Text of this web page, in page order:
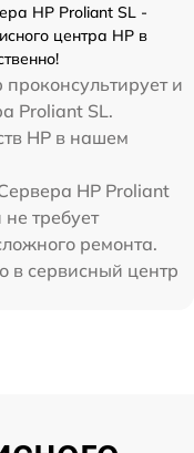
HP Proliant SL -
центра HP в
и
Proliant SL.
HP в нашем
HP Proliant
требует
ремонта.
в сервисный центр